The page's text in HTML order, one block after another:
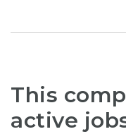
This
active